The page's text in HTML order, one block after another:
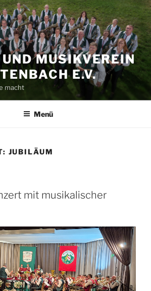
MUSIKVEREIN
E.V.
macht
Menü
JUBILÄUM
mit musikalischer